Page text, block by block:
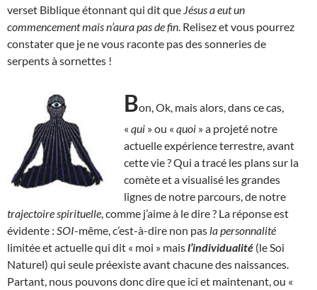
verset Biblique étonnant qui dit que Jésus a eut un
commencement mais n’aura pas de fin . Relisez et vous pourrez
constater que je ne vous raconte pas des sonneries de
serpents à sornettes !
Bon, Ok, mais alors, dans ce cas,
« qui » ou « quoi » a projeté notre
actuelle expérience terrestre, avant
cette vie ? Qui a tracé les plans sur la
comète et a visualisé les grandes
lignes de notre parcours, de notre
trajectoire spirituelle , comme j’aime à le dire ? La réponse est
évidente : SOI-même, c’est-à-dire non pas la personnalité
limitée et actuelle qui dit « moi » maisl’individualité (le Soi
Naturel) qui seule préexiste avant chacune des naissances.
Partant, nous pouvons donc dire que ici et maintenant, ou «